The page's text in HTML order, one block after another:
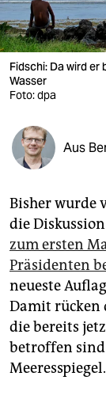
wahrheit
verlag
verlag
shop
fragen & hilfe
unterstützen
abo
genossenschaft
epaper login
Fidschi: Da wird er
Wasser
Foto: dpa
Aus
Bisher wurde
die
zum ersten
Präsidenten
neueste
Damit rücken
die bereits
betroffen sind
Meeresspiegel.